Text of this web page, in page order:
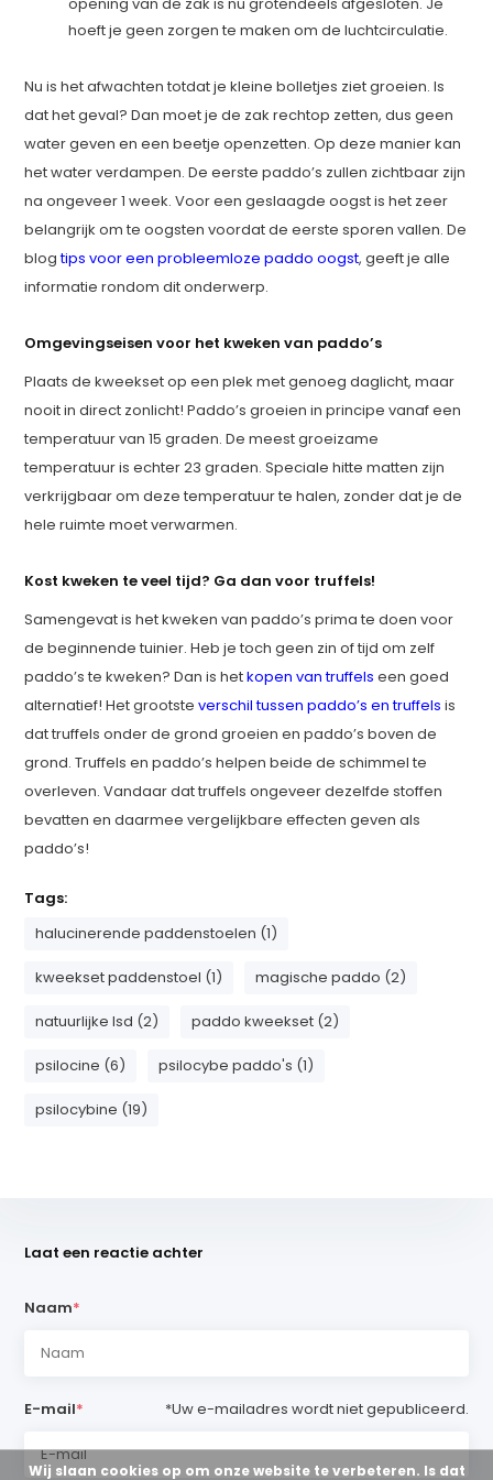
opening van de zak is nu grotendeels afgesloten. Je
hoeft je geen zorgen te maken om de luchtcirculatie.
Nu is het afwachten totdat je kleine bolletjes ziet groeien. Is
dat het geval? Dan moet je de zak rechtop zetten, dus geen
water geven en een beetje openzetten. Op deze manier kan
het water verdampen. De eerste paddo’s zullen zichtbaar zijn
na ongeveer 1 week. Voor een geslaagde oogst is het zeer
belangrijk om te oogsten voordat de eerste sporen vallen. De
blogtips voor een probleemloze paddo oogst, geeft je alle
informatie rondom dit onderwerp.
Omgevingseisen voor het kweken van paddo’s
Plaats de kweekset op een plek met genoeg daglicht, maar
nooit in direct zonlicht! Paddo’s groeien in principe vanaf een
temperatuur van 15 graden. De meest groeizame
temperatuur is echter 23 graden. Speciale hitte matten zijn
verkrijgbaar om deze temperatuur te halen, zonder dat je de
hele ruimte moet verwarmen.
Kost kweken te veel tijd? Ga dan voor truffels!
Samengevat is het kweken van paddo’s prima te doen voor
de beginnende tuinier. Heb je toch geen zin of tijd om zelf
paddo’s te kweken? Dan is hetkopen van truffels een goed
alternatief! Het grootsteverschil tussen paddo’s en truffels is
dat truffels onder de grond groeien en paddo’s boven de
grond. Truffels en paddo’s helpen beide de schimmel te
overleven. Vandaar dat truffels ongeveer dezelfde stoffen
bevatten en daarmee vergelijkbare effecten geven als
paddo’s!
Tags:
halucinerende paddenstoelen (1)
kweekset paddenstoel (1) magische paddo (2)
natuurlijke lsd (2) paddo kweekset (2)
psilocine (6) psilocybe paddo's (1)
psilocybine (19)
Laat een reactie achter
Naam*
E-mail* *Uw e-mailadres wordt niet gepubliceerd.
Wij slaan cookies op om onze website te verbeteren. Is dat